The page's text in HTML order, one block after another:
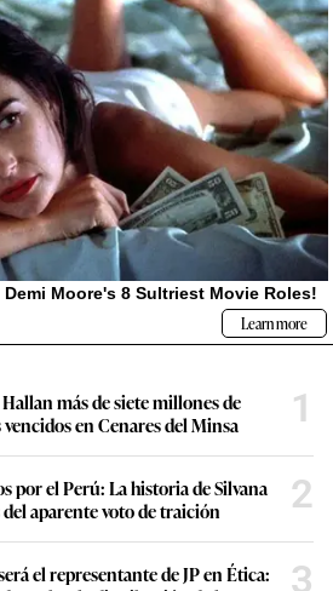
más de siete millones de
en Cenares del Minsa
1
por el Perú: La historia de Silvana
aparente voto de traición
2
el representante de JP en Ética:
3